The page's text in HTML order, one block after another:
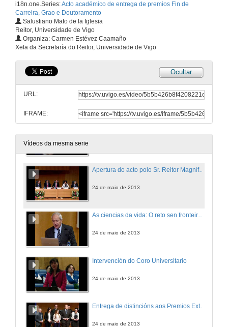
i18n.one.Series:Acto académico de entrega de premios Fin de
Carreira, Grao e Doutoramento
Salustiano Mato de la Iglesia
Reitor, Universidade de Vigo
Organiza: Carmen Estévez Caamaño
Xefa da Secretaría do Reitor, Universidade de Vigo
Ocultar
URL:
IFRAME:
Vídeos da mesma serie
Intervención do Coro Universitario
Apertura do acto polo Sr. Reitor Magnífico e presentación de Carlos Amor
24 de maio de 2013
As ciencias da vida: O reto sen fronteiras para o século XXI
24 de maio de 2013
Intervención do Coro Universitario
24 de maio de 2013
Entrega de distincións aos Premios Extraordinarios Fin de Carreira, Grao e aos Premios Extraordinarios de Doutoramento
24 de maio de 2013